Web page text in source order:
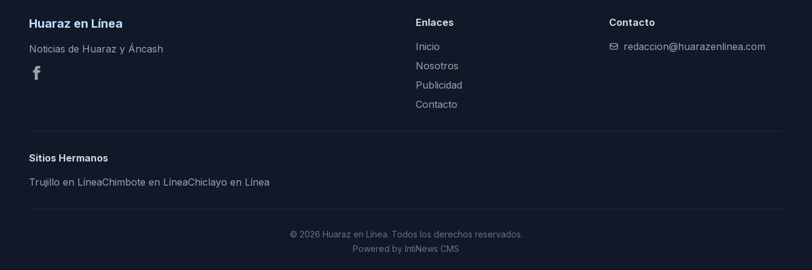
Huaraz en Línea
Noticias de Huaraz y Áncash
Enlaces
Inicio
Nosotros
Publicidad
Contacto
Contacto
redaccion@huarazenlinea.com
Sitios Hermanos
Trujillo en LíneaChimbote en LíneaChiclayo en Línea
© 2026 Huaraz en Línea. Todos los derechos reservados.
Powered by IntiNews CMS